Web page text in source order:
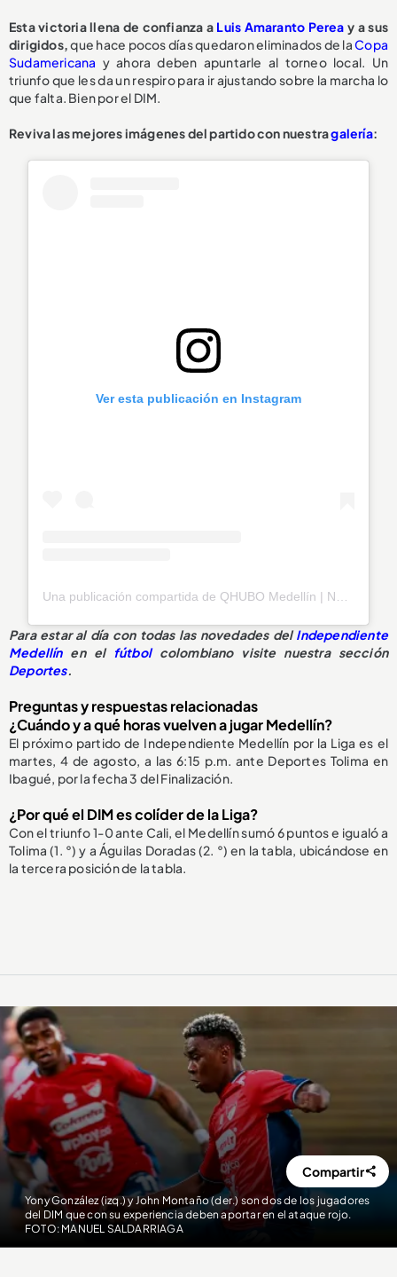
Esta victoria llena de confianza a Luis Amaranto Perea y a sus
dirigidos,que hace pocos días quedaron eliminados de laCopa
Sudamericana y ahora deben apuntarle al torneo local. Un
triunfo que les da un respiro para ir ajustando sobre la marcha lo
que falta. Bien por el DIM.
Reviva las mejores imágenes del partido con nuestragalería:
Ver esta publicación en Instagram
Para estar al día con todas las novedades delIndependiente
Medellínen el fútbol colombiano visite nuestra sección
Deportes.
Preguntas y respuestas relacionadas
¿Cuándo y a qué horas vuelven a jugar Medellín?
El próximo partido de Independiente Medellín por la Liga es el
martes, 4 de agosto, a las 6:15 p.m. ante Deportes Tolima en
Ibagué, por la fecha 3 del Finalización.
¿Por qué el DIM es colíder de la Liga?
Con el triunfo 1-0 ante Cali, el Medellín sumó 6 puntos e igualó a
Tolima (1. °) y a Águilas Doradas (2. °) en la tabla, ubicándose en
la tercera posición de la tabla.
Yony González (izq.) y John Montaño (der.) son dos de los jugadores
del DIM que con su experiencia deben aportar en el ataque rojo.
FOTO: MANUEL SALDARRIAGA
Compartir